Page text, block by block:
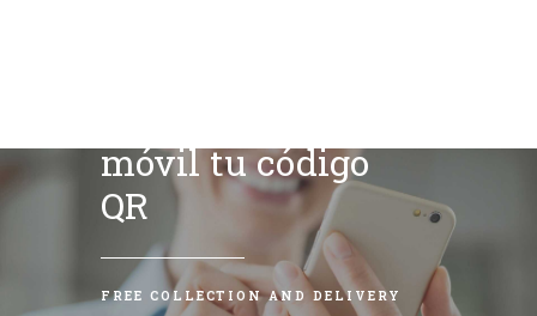
móvil tu código
QR
FREE COLLECTION AND DELIVERY